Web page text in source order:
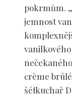
pokrmům.
jemnost
crème
šéfkuchař